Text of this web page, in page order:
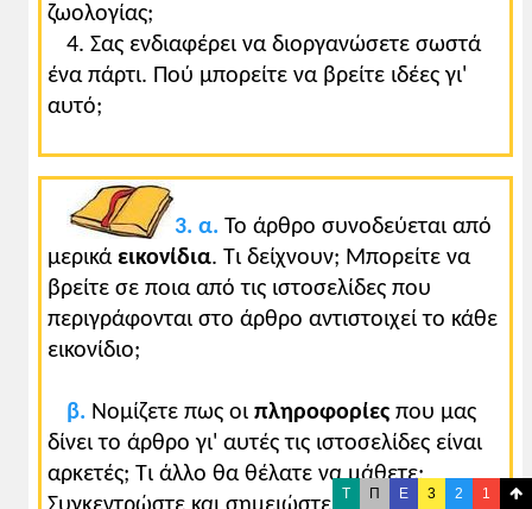
1
2
3
Ε
Π
T
ζωολογίας;
4. Σας ενδιαφέρει να διοργανώσετε σωστά
ένα πάρτι. Πού μπορείτε να βρείτε ιδέες γι'
αυτό;
3. α. Το άρθρο συνοδεύεται από
μερικά εικονίδια. Τι δείχνουν; Μπορείτε να
βρείτε σε ποια από τις ιστοσελίδες που
περιγράφονται στο άρθρο αντιστοιχεί το κάθε
εικονίδιο;
β. Νομίζετε πως οι πληροφορίες που μας
δίνει το άρθρο γι' αυτές τις ιστοσελίδες είναι
αρκετές; Τι άλλο θα θέλατε να μάθετε;